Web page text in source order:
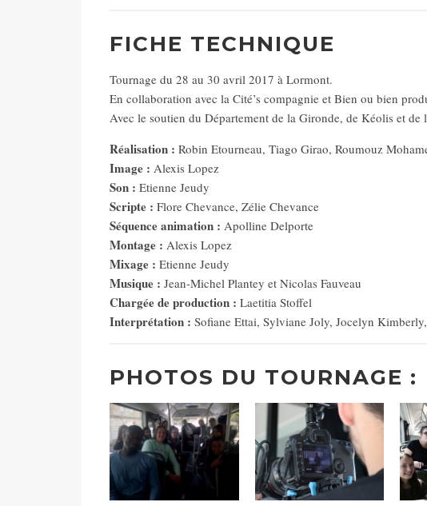
FICHE TECHNIQUE
Tournage du 28 au 30 avril 2017 à Lormont.
En collaboration avec la Cité’s compagnie et Bien ou bien
Avec le soutien du Département de la Gironde, de Kéolis et
Réalisation : Robin Etourneau, Tiago Girao, Roumouz
Image : Alexis Lopez
Son : Etienne Jeudy
Scripte : Flore Chevance, Zélie Chevance
Séquence animation : Apolline Delporte
Montage : Alexis Lopez
Mixage : Etienne Jeudy
Musique : Jean-Michel Plantey et Nicolas Fauveau
Chargée de production : Laetitia Stoffel
Interprétation : Sofiane Ettai, Sylviane Joly, Jocelyn
PHOTOS DU TOURNAGE :